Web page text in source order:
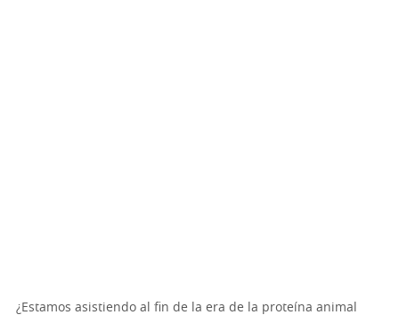
¿Estamos asistiendo al fin de la era de la proteína animal